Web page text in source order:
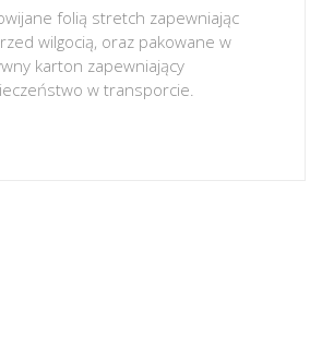
folią stretch zapewniając
wilgocią, oraz pakowane w
karton zapewniający
w transporcie.